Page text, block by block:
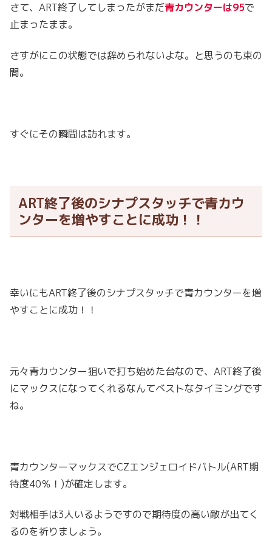
さて、ART終了してしまったがまだ青カウンターは95で
止まったまま。
さすがにこの状態では辞められないよな。と思うのも束の
間。
すぐにその瞬間は訪れます。
ART終了後のシナプスタッチで青カウ
ンターを増やすことに成功！！
幸いにもART終了後のシナプスタッチで青カウンターを増
やすことに成功！！
元々青カウンター狙いで打ち始めた台なので、ART終了後
にマックスになってくれるなんてベストなタイミングです
ね。
青カウンターマックスでCZエンジェロイドバトル(ART期
待度40％！)が確定します。
対戦相手は3人いるようですので期待度の高い敵が出てく
るのを祈りましょう。